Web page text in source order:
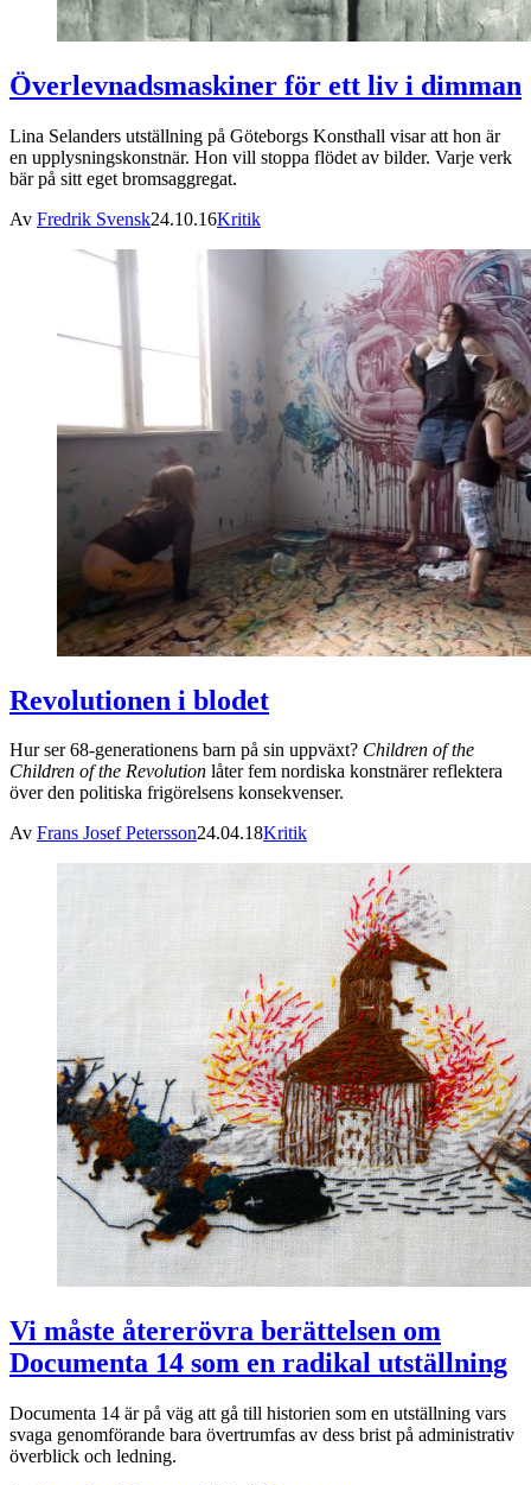
Överlevnadsmaskiner för ett liv i dimman
Lina Selanders utställning på Göteborgs Konsthall visar att hon är
en upplysningskonstnär. Hon vill stoppa flödet av bilder. Varje verk
bär på sitt eget bromsaggregat.
Av Fredrik Svensk24.10.16Kritik
Revolutionen i blodet
Hur ser 68-generationens barn på sin uppväxt? Children of the
Children of the Revolution låter fem nordiska konstnärer reflektera
över den politiska frigörelsens konsekvenser.
Av Frans Josef Petersson24.04.18Kritik
Vi måste återerövra berättelsen om
Documenta 14 som en radikal utställning
Documenta 14 är på väg att gå till historien som en utställning vars
svaga genomförande bara övertrumfas av dess brist på administrativ
överblick och ledning.